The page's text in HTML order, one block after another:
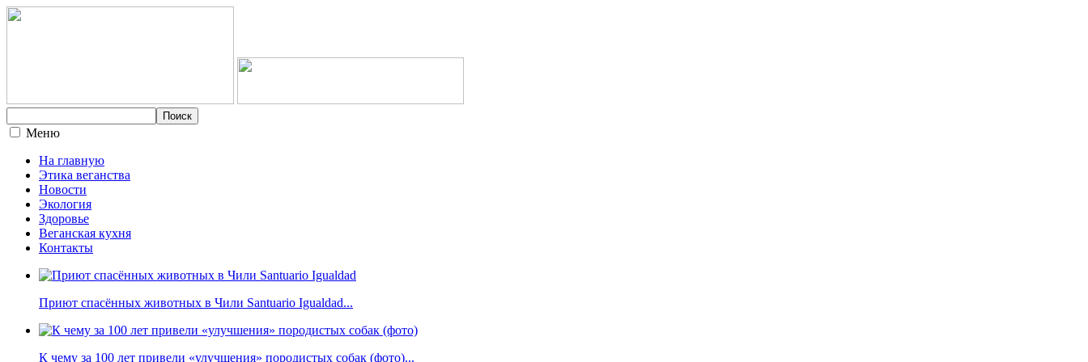
Меню
На главную
Этика веганства
Новости
Экология
Здоровье
Веганская кухня
Контакты
Приют спасённых животных в Чили Santuario Igualdad...
К чему за 100 лет привели «улучшения» породистых собак (фото)...